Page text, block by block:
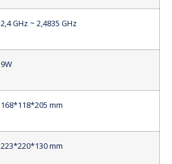
2,4 GHz ~ 2,4835 GHz
9W
168*118*205 mm
223*220*130 mm